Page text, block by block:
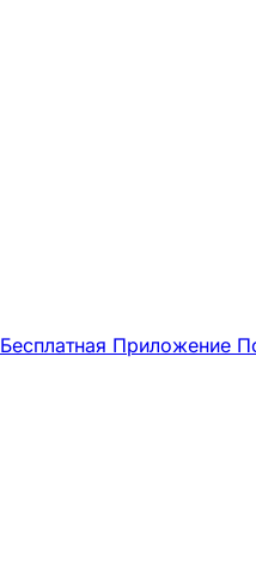
Бесплатная Приложение